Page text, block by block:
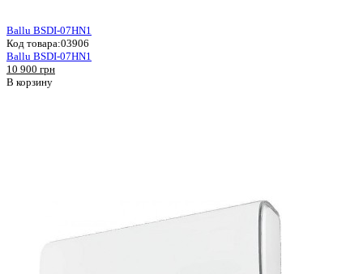
Ballu BSDI-07HN1
Код товара:03906
Ballu BSDI-07HN1
10 900 грн
В корзину